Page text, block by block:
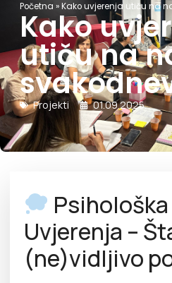
Početna » Kako uvjerenja utiču na
Kako
utiču na
Projekti 01.09.2025.
Uvjerenja –
(ne)vidljivo